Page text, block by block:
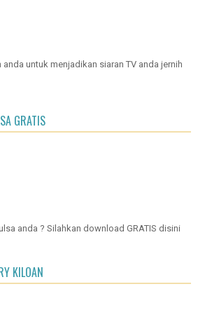
untuk menjadikan siaran TV anda jernih
GRATIS
anda ? Silahkan download GRATIS disini
KILOAN